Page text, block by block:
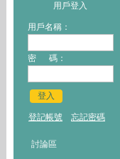
用戶登入
用戶名稱：
密 碼：
登入
登記帳號 忘記密碼
討論區